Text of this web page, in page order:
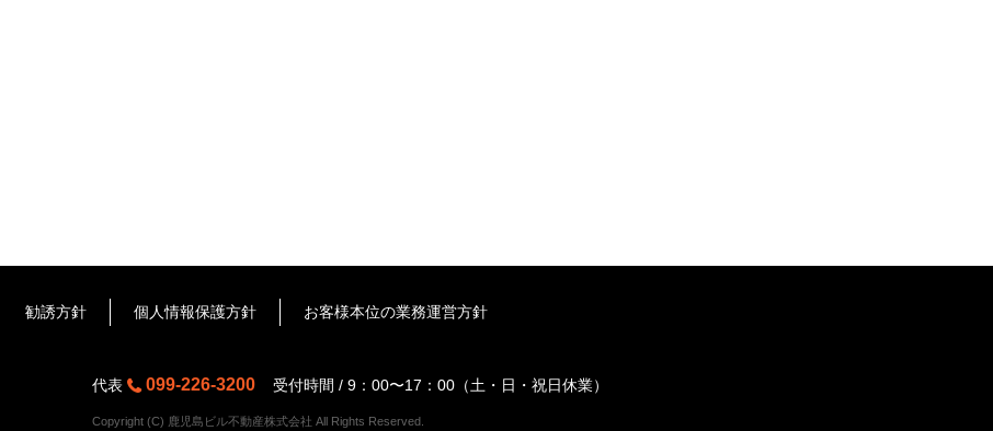
勧誘方針 個人情報保護方針 お客様本位の業務運営方針
代表 099-226-3200 受付時間 / 9：00〜17：00（土・日・祝日休業）
Copyright (C) 鹿児島ビル不動産株式会社 All Rights Reserved.